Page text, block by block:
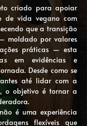
criado para apoiar
de vida vegano com
que a transição
moldado por valores
práticas — esta
em evidências e
Desde como se
até lidar com a
o objetivo é tornar a
é uma experiência
flexíveis que